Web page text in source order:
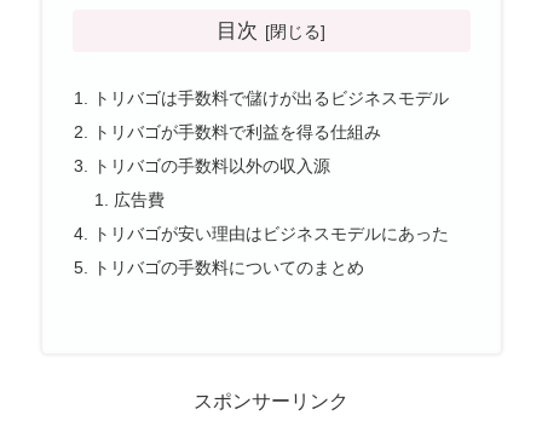
目次
トリバゴは手数料で儲けが出るビジネスモデル
トリバゴが手数料で利益を得る仕組み
トリバゴの手数料以外の収入源
広告費
トリバゴが安い理由はビジネスモデルにあった
トリバゴの手数料についてのまとめ
スポンサーリンク